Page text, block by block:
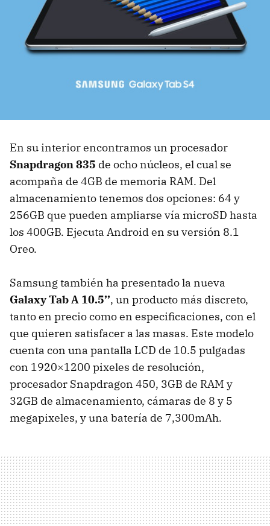
En su interior encontramos un procesador
Snapdragon 835 de ocho núcleos, el cual se
acompaña de 4GB de memoria RAM. Del
almacenamiento tenemos dos opciones: 64 y
256GB que pueden ampliarse vía microSD hasta
los 400GB. Ejecuta Android en su versión 8.1
Oreo.
Samsung también ha presentado la nueva
Galaxy Tab A 10.5’’, un producto más discreto,
tanto en precio como en especificaciones, con el
que quieren satisfacer a las masas. Este modelo
cuenta con una pantalla LCD de 10.5 pulgadas
con 1920×1200 pixeles de resolución,
procesador Snapdragon 450, 3GB de RAM y
32GB de almacenamiento, cámaras de 8 y 5
megapixeles, y una batería de 7,300mAh.